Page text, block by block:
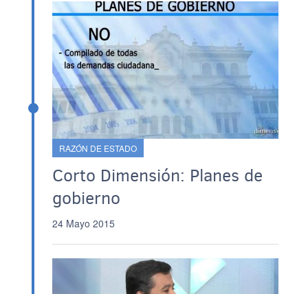
RAZÓN DE ESTADO
Corto Dimensión: Planes de
gobierno
24 Mayo 2015